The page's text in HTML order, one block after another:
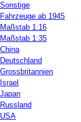
Sonstige
Fahrzeuge ab 1945
Maßstab 1:16
Maßstab 1:35
China
Deutschland
Grossbritannien
Israel
Japan
Russland
USA